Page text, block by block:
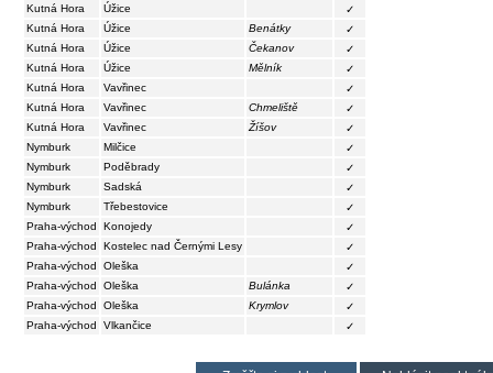
Kutná Hora
Úžice
✓
Kutná Hora
Úžice Benátky
✓
Kutná Hora
Úžice Čekanov
✓
Kutná Hora
Úžice Mělník
✓
Kutná Hora
Vavřinec
✓
Kutná Hora
Vavřinec Chmeliště
✓
Kutná Hora
Vavřinec Žíšov
✓
Nymburk
Milčice
✓
Nymburk
Poděbrady
✓
Nymburk
Sadská
✓
Nymburk
Třebestovice
✓
Praha-východ
Konojedy
✓
Praha-východ
Kostelec nad Černými Lesy
✓
Praha-východ
Oleška
✓
Praha-východ
Oleška Bulánka
✓
Praha-východ
Oleška Krymlov
✓
Praha-východ
Vlkančice ✓